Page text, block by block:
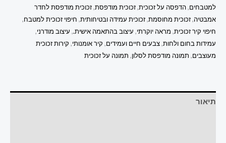
למטבחים,הדפסה על זכוכית,זכוכית מודפסת,זכוכית מודפסת לחדר
אמבטיה,זכוכית מחוסמת,זכוכית עמידה ובטיחותית, חיפוי זכוכית למטבח,
חיפוי קיר זכוכית, מראה יוקרתי, עיצוב בהתאמה אישית., עיצוב מודרני,
עמידות בחום ולחות,צבעים חיים ועמידים, קיר אומנותי, קירות זכוכית
מעוצבים, תמונה מודפסת לסלון, תמונה על זכוכית
תיאור